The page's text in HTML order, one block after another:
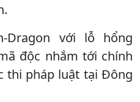
Dragon với lỗ hổng
độc nhắm tới chính
thi pháp luật tại Đông